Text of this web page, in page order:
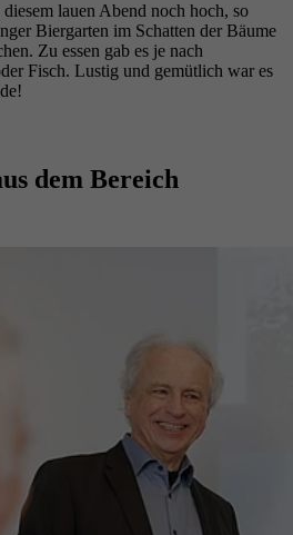
lauen Abend noch hoch, so
Biergarten im Schatten der Bäume
Zu essen gab es je nach
Fisch. Lustig und gemütlich war es
dem Bereich